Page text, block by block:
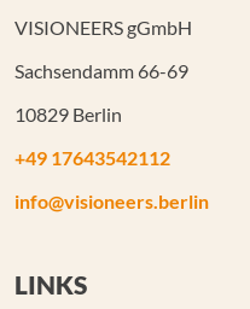
VISIONEERS gGmbH
Sachsendamm 66-69
10829 Berlin
+49 17643542112
info@visioneers.berlin
LINKS